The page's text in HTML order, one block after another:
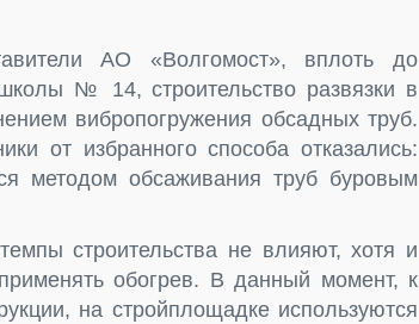
АО «Волгомост», вплоть до
№ 14, строительство развязки в
вибропогружения обсадных труб.
от избранного способа отказались:
методом обсаживания труб буровым
строительства не влияют, хотя и
обогрев. В данный момент, к
на стройплощадке используются